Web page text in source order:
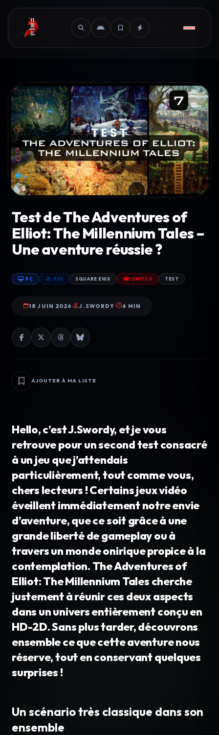
Test de The Adventures of
Elliot: The Millennium Tales –
Une aventure réussie ?
PC PS5 SQUARE ENIX SWITCH TEST
18 JUIN 2026 J.SWORDY 6 MIN
AJOUTER À MA LISTE
Hello, c’est J.Swordy, et je vous
retrouve pour un second test consacré
à un jeu que j’attendais
particulièrement, tout comme vous,
chers lecteurs ! Certains jeux vidéo
éveillent immédiatement notre envie
d’aventure, que ce soit grâce à une
grande liberté de gameplay ou à
travers un monde onirique propice à la
contemplation. The Adventures of
Elliot: The Millennium Tales cherche
justement à réunir ces deux aspects
dans un univers entièrement conçu en
HD-2D. Sans plus tarder, découvrons
ensemble ce que cette aventure nous
réserve, tout en conservant quelques
surprises !
Un scénario très classique dans son
ensemble